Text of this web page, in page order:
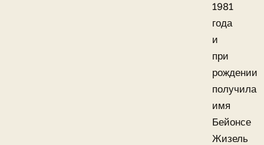
1981
года
и
при
рождении
получила
имя
Бейонсе
Жизель